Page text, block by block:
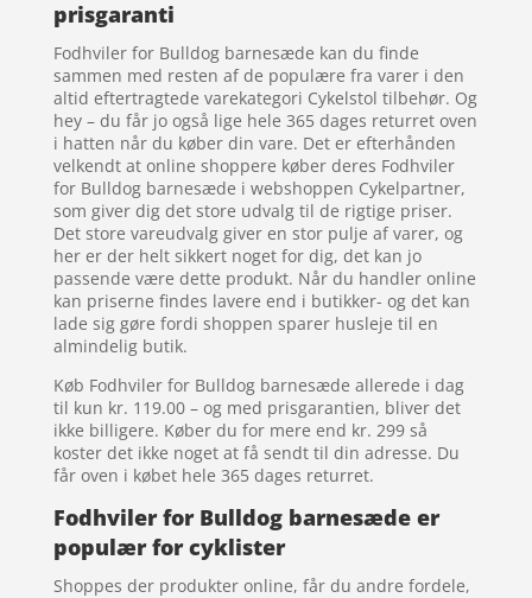
prisgaranti
Fodhviler for Bulldog barnesæde kan du finde
sammen med resten af de populære fra varer i den
altid eftertragtede varekategori Cykelstol tilbehør. Og
hey – du får jo også lige hele 365 dages returret oven
i hatten når du køber din vare. Det er efterhånden
velkendt at online shoppere køber deres Fodhviler
for Bulldog barnesæde i webshoppen Cykelpartner,
som giver dig det store udvalg til de rigtige priser.
Det store vareudvalg giver en stor pulje af varer, og
her er der helt sikkert noget for dig, det kan jo
passende være dette produkt. Når du handler online
kan priserne findes lavere end i butikker- og det kan
lade sig gøre fordi shoppen sparer husleje til en
almindelig butik.
Køb Fodhviler for Bulldog barnesæde allerede i dag
til kun kr. 119.00 – og med prisgarantien, bliver det
ikke billigere. Køber du for mere end kr. 299 så
koster det ikke noget at få sendt til din adresse. Du
får oven i købet hele 365 dages returret.
Fodhviler for Bulldog barnesæde er
populær for cyklister
Shoppes der produkter online, får du andre fordele,